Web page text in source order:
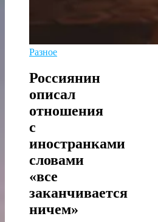
Разное
Россиянин
описал
отношения
с
иностранками
словами
«все
заканчивается
ничем»